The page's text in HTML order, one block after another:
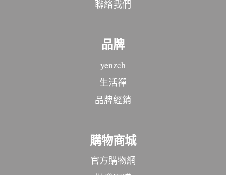
聯絡我們
品牌
yenzch
生活禪
品牌經銷
購物商城
官方購物網